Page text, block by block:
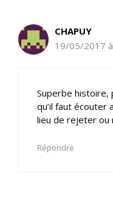
CHAPUY
19/05/2017
Superbe histoire,
qu’il faut écouter
lieu de rejeter ou
Répondre